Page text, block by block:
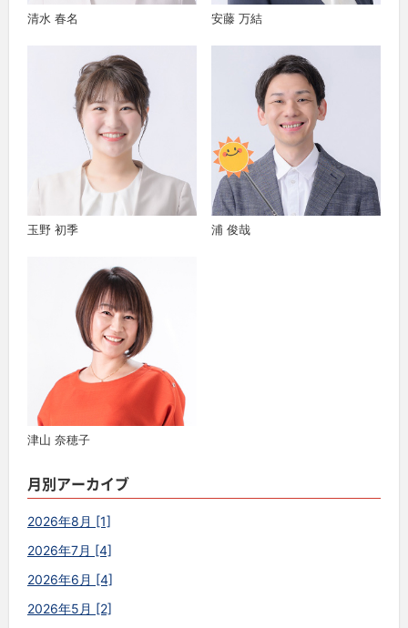
清水 春名 安藤 万結
玉野 初季 浦 俊哉
津山 奈穂子
月別アーカイブ
2026年8月 [1]
2026年7月 [4]
2026年6月 [4]
2026年5月 [2]